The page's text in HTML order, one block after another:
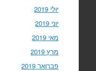
יולי 2019
יוני 2019
מאי 2019
מרץ 2019
פברואר 2019